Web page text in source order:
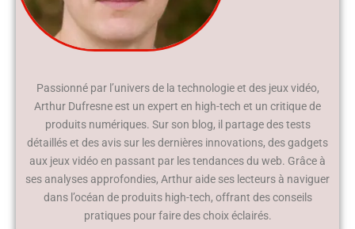
Passionné par l’univers de la technologie et des jeux vidéo,
Arthur Dufresne est un expert en high-tech et un critique de
produits numériques. Sur son blog, il partage des tests
détaillés et des avis sur les dernières innovations, des gadgets
aux jeux vidéo en passant par les tendances du web. Grâce à
ses analyses approfondies, Arthur aide ses lecteurs à naviguer
dans l’océan de produits high-tech, offrant des conseils
pratiques pour faire des choix éclairés.